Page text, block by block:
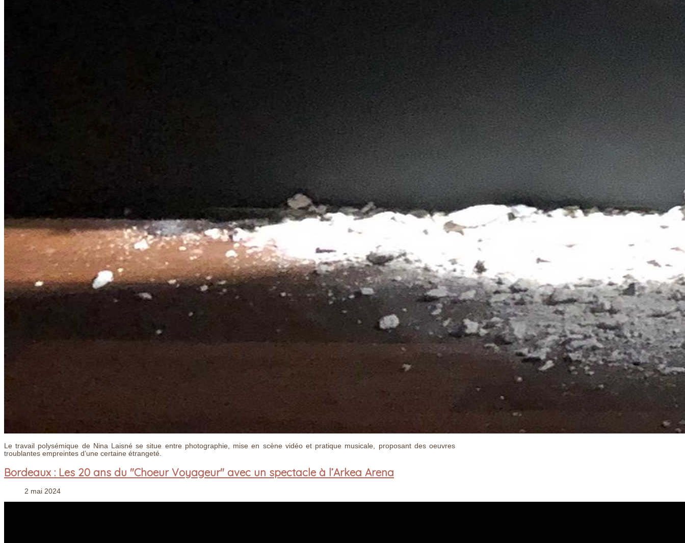
Le travail polysémique de Nina Laisné se situe entre photographie, mise en scène vidéo et pratique musicale, proposant des oeuvres
troublantes empreintes d’une certaine étrangeté.
Bordeaux : Les 20 ans du "Choeur Voyageur" avec un spectacle à l’Arkea Arena
2 mai 2024